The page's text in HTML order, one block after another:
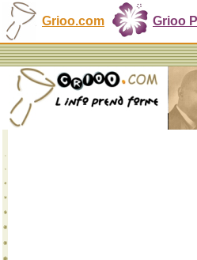
Grioo.com Grioo